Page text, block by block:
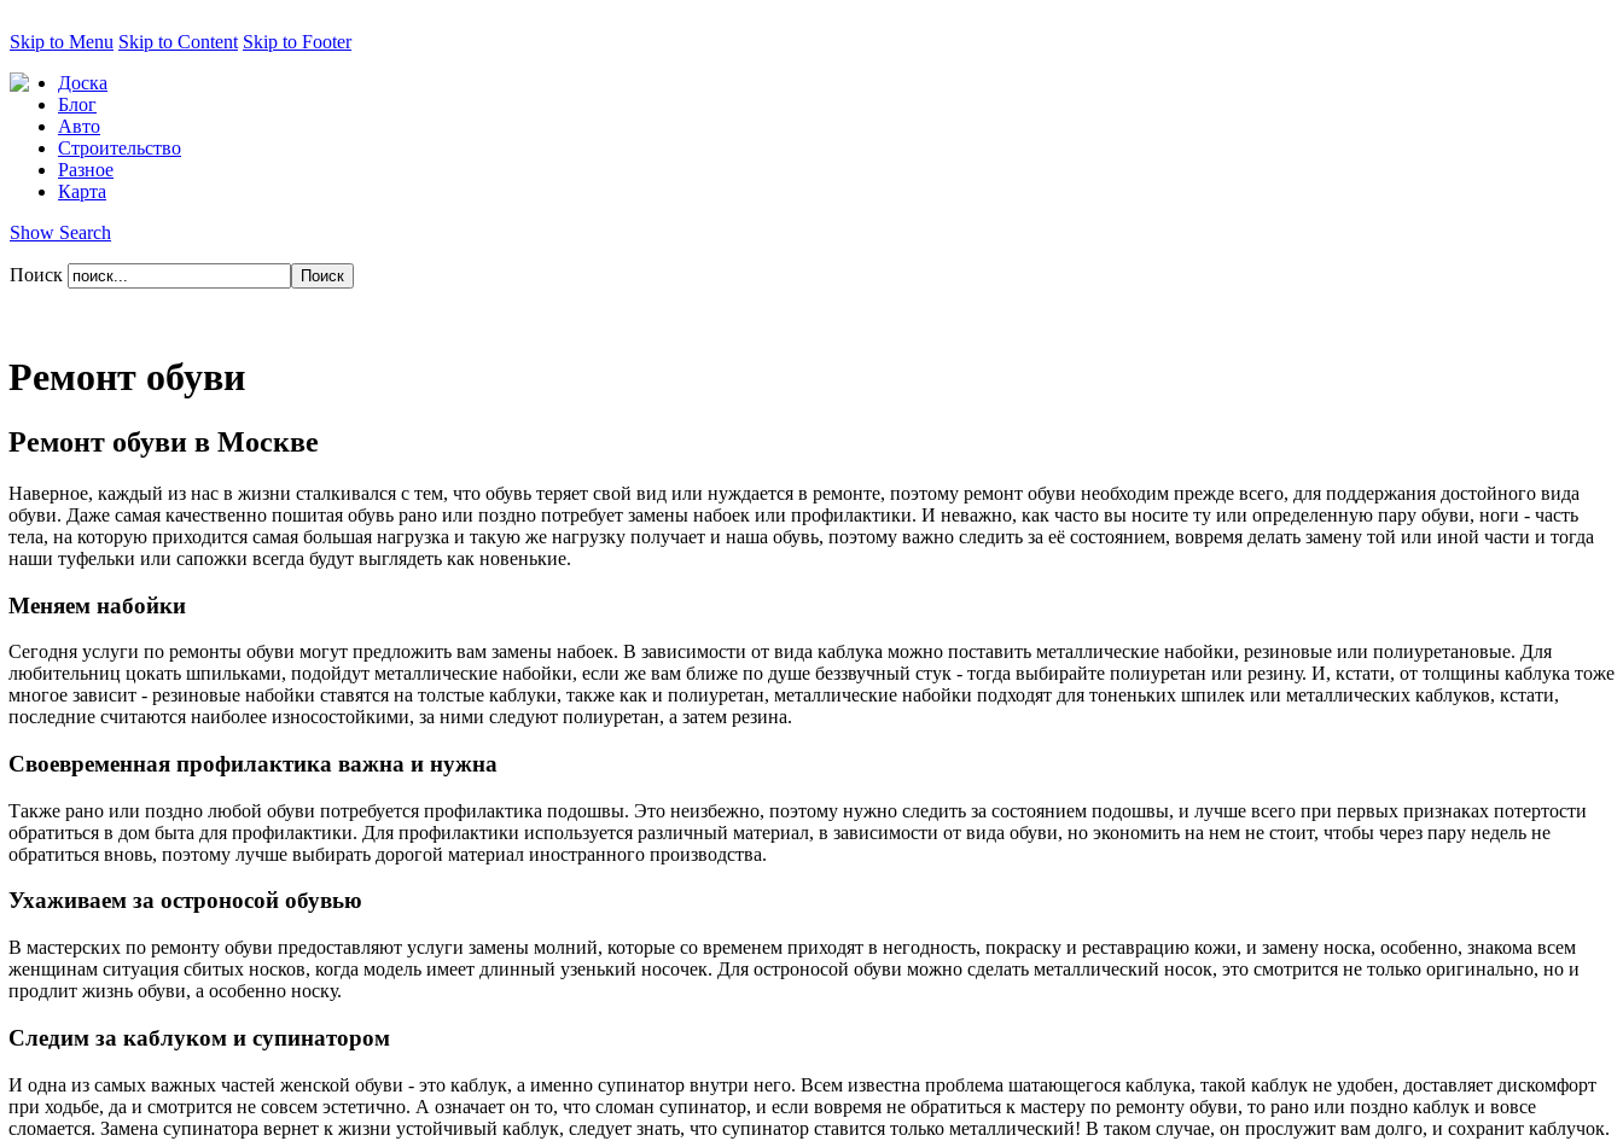
Skip to Menu Skip to Content Skip to Footer
Доска
Блог
Авто
Строительство
Разное
Карта
Show Search
Поиск
Ремонт обуви
Ремонт обуви в Москве
Наверное, каждый из нас в жизни сталкивался с тем, что обувь теряет свой вид или нуждается в ремонте, поэтому ремонт обуви необходим прежде всего, для поддержания достойного вида
обуви. Даже самая качественно пошитая обувь рано или поздно потребует замены набоек или профилактики. И неважно, как часто вы носите ту или определенную пару обуви, ноги - часть
тела, на которую приходится самая большая нагрузка и такую же нагрузку получает и наша обувь, поэтому важно следить за её состоянием, вовремя делать замену той или иной части и тогда
наши туфельки или сапожки всегда будут выглядеть как новенькие.
Меняем набойки
Сегодня услуги по ремонты обуви могут предложить вам замены набоек. В зависимости от вида каблука можно поставить металлические набойки, резиновые или полиуретановые. Для
любительниц цокать шпильками, подойдут металлические набойки, если же вам ближе по душе беззвучный стук - тогда выбирайте полиуретан или резину. И, кстати, от толщины каблука тоже
многое зависит - резиновые набойки ставятся на толстые каблуки, также как и полиуретан, металлические набойки подходят для тоненьких шпилек или металлических каблуков, кстати,
последние считаются наиболее износостойкими, за ними следуют полиуретан, а затем резина.
Своевременная профилактика важна и нужна
Также рано или поздно любой обуви потребуется профилактика подошвы. Это неизбежно, поэтому нужно следить за состоянием подошвы, и лучше всего при первых признаках потертости
обратиться в дом быта для профилактики. Для профилактики используется различный материал, в зависимости от вида обуви, но экономить на нем не стоит, чтобы через пару недель не
обратиться вновь, поэтому лучше выбирать дорогой материал иностранного производства.
Ухаживаем за остроносой обувью
В мастерских по ремонту обуви предоставляют услуги замены молний, которые со временем приходят в негодность, покраску и реставрацию кожи, и замену носка, особенно, знакома всем
женщинам ситуация сбитых носков, когда модель имеет длинный узенький носочек. Для остроносой обуви можно сделать металлический носок, это смотрится не только оригинально, но и
продлит жизнь обуви, а особенно носку.
Следим за каблуком и супинатором
И одна из самых важных частей женской обуви - это каблук, а именно супинатор внутри него. Всем известна проблема шатающегося каблука, такой каблук не удобен, доставляет дискомфорт
при ходьбе, да и смотрится не совсем эстетично. А означает он то, что сломан супинатор, и если вовремя не обратиться к мастеру по ремонту обуви, то рано или поздно каблук и вовсе
сломается. Замена супинатора вернет к жизни устойчивый каблук, следует знать, что супинатор ставится только металлический! В таком случае, он прослужит вам долго, и сохранит каблучок.